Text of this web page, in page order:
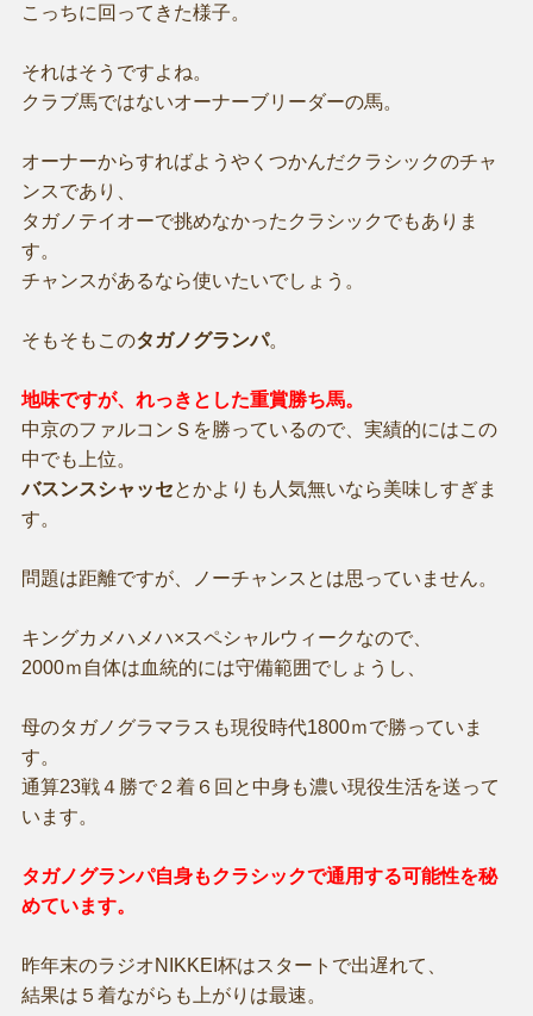
こっちに回ってきた様子。
それはそうですよね。
クラブ馬ではないオーナーブリーダーの馬。
オーナーからすればようやくつかんだクラシックのチャ
ンスであり、
タガノテイオーで挑めなかったクラシックでもありま
す。
チャンスがあるなら使いたいでしょう。
そもそもこのタガノグランパ。
地味ですが、れっきとした重賞勝ち馬。
中京のファルコンＳを勝っているので、実績的にはこの
中でも上位。
バスンスシャッセとかよりも人気無いなら美味しすぎま
す。
問題は距離ですが、ノーチャンスとは思っていません。
キングカメハメハ×スペシャルウィークなので、
2000ｍ自体は血統的には守備範囲でしょうし、
母のタガノグラマラスも現役時代1800ｍで勝っていま
す。
通算23戦４勝で２着６回と中身も濃い現役生活を送って
います。
タガノグランパ自身もクラシックで通用する可能性を秘
めています。
昨年末のラジオNIKKEI杯はスタートで出遅れて、
結果は５着ながらも上がりは最速。